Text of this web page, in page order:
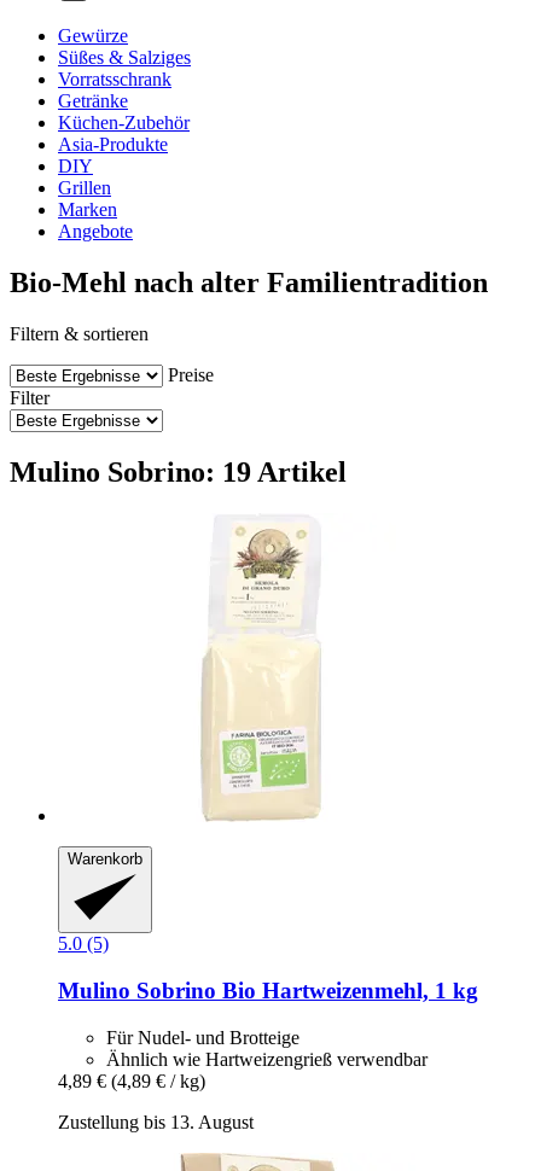
Gewürze
Süßes & Salziges
Vorratsschrank
Getränke
Küchen-Zubehör
Asia-Produkte
DIY
Grillen
Marken
Angebote
Bio-Mehl nach alter Familientradition
Filtern & sortieren
Preise
Filter
Mulino Sobrino: 19 Artikel
Warenkorb
5.0 (5)
Mulino Sobrino Bio Hartweizenmehl, 1 kg
Für Nudel- und Brotteige
Ähnlich wie Hartweizengrieß verwendbar
4,89 € (4,89 € / kg)
Zustellung bis 13. August